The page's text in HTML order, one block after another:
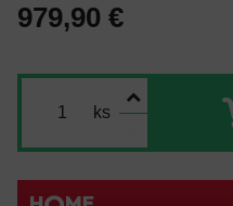
979,90 €
ks